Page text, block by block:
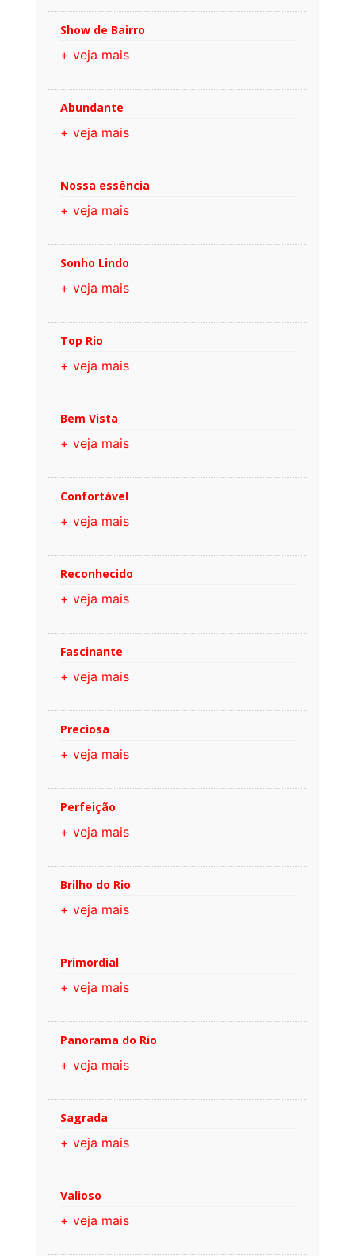
Show de Bairro
+ veja mais
Abundante
+ veja mais
Nossa essência
+ veja mais
Sonho Lindo
+ veja mais
Top Rio
+ veja mais
Bem Vista
+ veja mais
Confortável
+ veja mais
Reconhecido
+ veja mais
Fascinante
+ veja mais
Preciosa
+ veja mais
Perfeição
+ veja mais
Brilho do Rio
+ veja mais
Primordial
+ veja mais
Panorama do Rio
+ veja mais
Sagrada
+ veja mais
Valioso
+ veja mais